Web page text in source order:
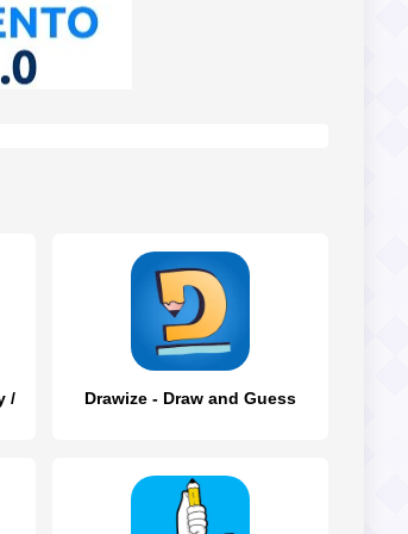
/ Drawize - Draw and Guess